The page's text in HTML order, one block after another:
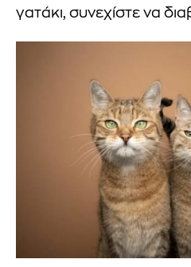
γατάκι, συνεχίστε να